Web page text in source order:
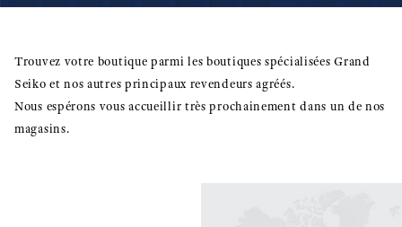
Trouvez votre boutique parmi les boutiques spécialisées Grand
Seiko et nos autres principaux revendeurs agréés.
Nous espérons vous accueillir très prochainement dans un de nos
magasins.